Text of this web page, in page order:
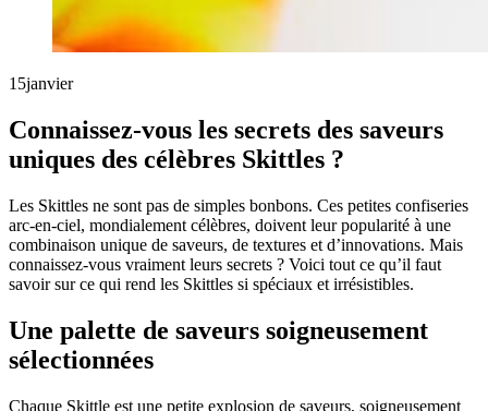
15janvier
Connaissez-vous les secrets des saveurs
uniques des célèbres Skittles ?
Les Skittles ne sont pas de simples bonbons. Ces petites confiseries
arc-en-ciel, mondialement célèbres, doivent leur popularité à une
combinaison unique de saveurs, de textures et d’innovations. Mais
connaissez-vous vraiment leurs secrets ? Voici tout ce qu’il faut
savoir sur ce qui rend les Skittles si spéciaux et irrésistibles.
Une palette de saveurs soigneusement
sélectionnées
Chaque Skittle est une petite explosion de saveurs, soigneusement